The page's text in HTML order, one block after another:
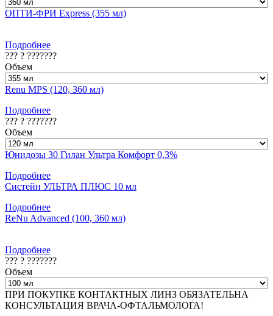
ОПТИ-ФРИ Express (355 мл)
Подробнее
??? ? ???????
Объем
Renu MPS (120, 360 мл)
Подробнее
??? ? ???????
Объем
Юнидозы 30 Гилан Ультра Комфорт 0,3%
Подробнее
Систейн УЛЬТРА ПЛЮС 10 мл
Подробнее
ReNu Advanced (100, 360 мл)
Подробнее
??? ? ???????
Объем
ПРИ ПОКУПКЕ КОНТАКТНЫХ ЛИНЗ ОБЯЗАТЕЛЬНА
КОНСУЛЬТАЦИЯ ВРАЧА-ОФТАЛЬМОЛОГА!